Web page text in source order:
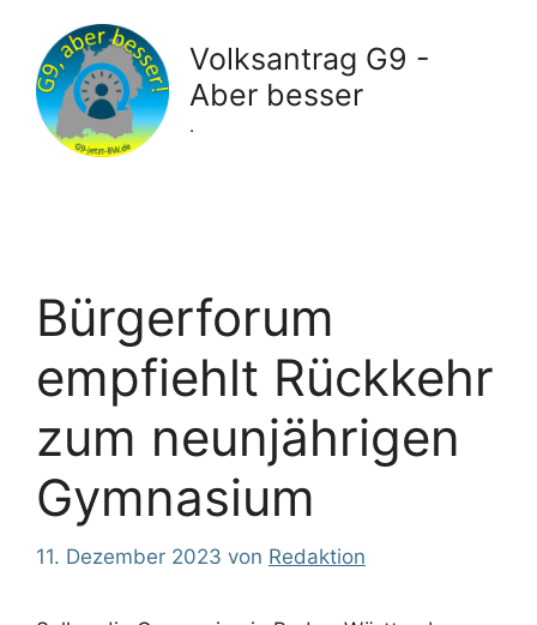
Inhalt
springen
Volksantrag G9 -
Aber besser
.
Bürgerforum
empfiehlt Rückkehr
zum neunjährigen
Gymnasium
11. Dezember 2023 von Redaktion